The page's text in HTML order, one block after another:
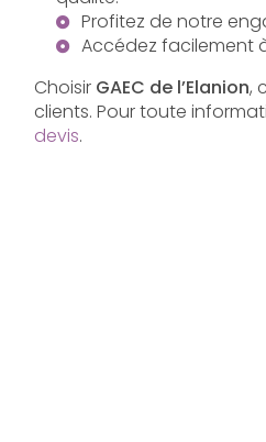
Profitez de notre
Accédez facilement
Choisir GAEC de l’Elanion,
clients. Pour toute
devis.